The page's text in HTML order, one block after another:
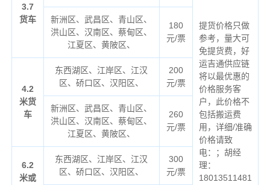
提货价格只做
参考，量大可
免提货费，好
运吉通供应链
将以最优惠的
价格服务客
户，此价格不
包括搬运费
用，详细/准确
价格请致
电：；胡经
理：
18013511481
3.7
货车
新洲区、武昌区、青山区、
洪山区、汉南区、蔡甸区、
江夏区、黄陂区、
180
元/票
4.2
米货
车
东西湖区、江岸区、江汉
区、硚口区、汉阳区、
200
元/票
新洲区、武昌区、青山区、
洪山区、汉南区、蔡甸区、
江夏区、黄陂区、
260
元/票
6.2
米或
东西湖区、江岸区、江汉
区、硚口区、汉阳区、
300
元/票